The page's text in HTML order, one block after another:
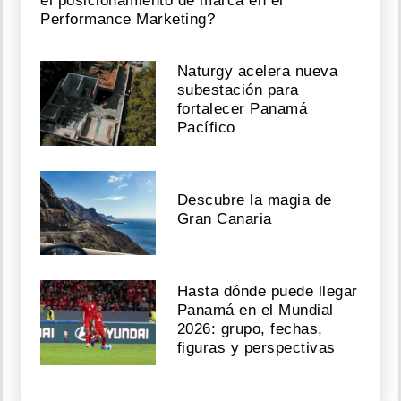
04,
Viajó
al
Mundial
padeciendo
una
epicondilitis
bilateral
Agosto
2026
Miguel
Performance Marketing?
Naturgy acelera nueva
subestación para
fortalecer Panamá
Pacífico
Descubre la magia de
Gran Canaria
Hasta dónde puede llegar
Panamá en el Mundial
2026: grupo, fechas,
figuras y perspectivas